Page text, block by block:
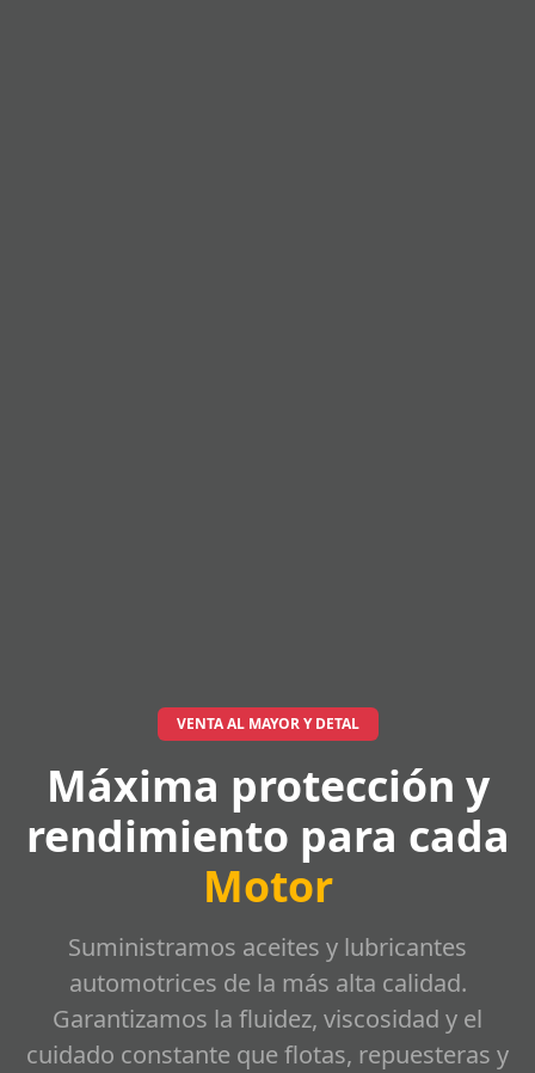
VENTA AL MAYOR Y DETAL
Máxima protección y
rendimiento para cada
Motor
Suministramos aceites y lubricantes
automotrices de la más alta calidad.
Garantizamos la fluidez, viscosidad y el
cuidado constante que flotas, repuesteras y